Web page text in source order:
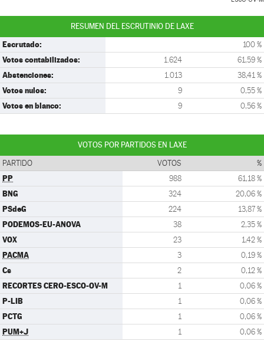
RESUMEN DEL ESCRUTINIO DE LAXE
Escrutado: 100 %
Votos contabilizados: 1.624 61,59 %
Abstenciones: 1.013 38,41 %
Votos nulos: 9 0,55 %
Votos en blanco: 9 0,56 %
VOTOS POR PARTIDOS EN LAXE
PARTIDO VOTOS %
PP 988 61,18 %
BNG 324 20,06 %
PSdeG 224 13,87 %
PODEMOS-EU-ANOVA 38 2,35 %
VOX 23 1,42 %
PACMA 3 0,19 %
Cs 2 0,12 %
RECORTES CERO-ESCO-OV-M 1 0,06 %
P-LIB 1 0,06 %
PCTG 1 0,06 %
PUM+J 1 0,06 %